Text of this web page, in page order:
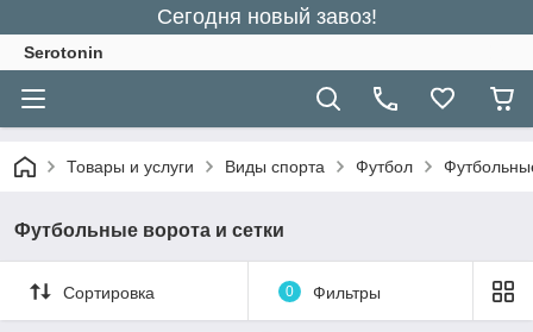
Сегодня новый завоз!
Serotonin
Товары и услуги Виды спорта Футбол
Футбольные ворота и сетки
Сортировка 0 Фильтры